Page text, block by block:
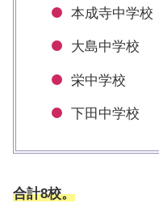
本成寺中学校
大島中学校
栄中学校
下田中学校
合計8校。